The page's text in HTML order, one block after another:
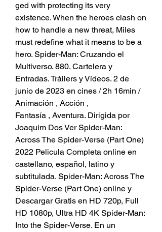
ged with protecting its very
existence. When the heroes clash on
how to handle a new threat, Miles
must redefine what it means to be a
hero. Spider-Man: Cruzando el
Multiverso. 880. Cartelera y
Entradas. Tráilers y Vídeos. 2 de
junio de 2023 en cines / 2h 16min /
Animación , Acción ,
Fantasía , Aventura. Dirigida por
Joaquim Dos Ver Spider-Man:
Across The Spider-Verse (Part One)
2022 Pelicula Completa online en
castellano, español, latino y
subtitulada. Spider-Man: Across The
Spider-Verse (Part One) online y
Descargar Gratis en HD 720p, Full
HD 1080p, Ultra HD 4K Spider-Man:
Into the Spider-Verse. En un